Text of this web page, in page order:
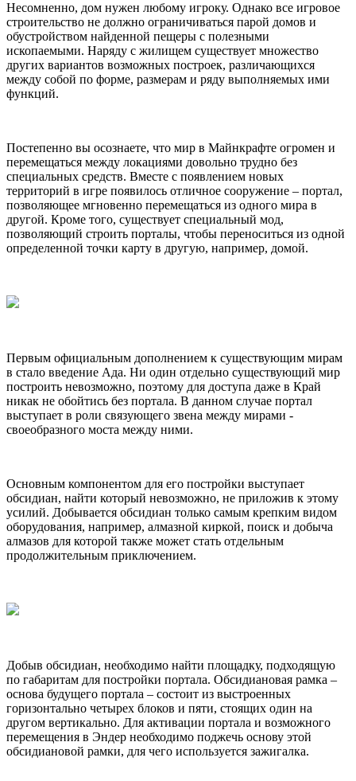
Несомненно, дом нужен любому игроку. Однако все игровое
строительство не должно ограничиваться парой домов и
обустройством найденной пещеры с полезными
ископаемыми. Наряду с жилищем существует множество
других вариантов возможных построек, различающихся
между собой по форме, размерам и ряду выполняемых ими
функций.
Постепенно вы осознаете, что мир в Майнкрафте огромен и
перемещаться между локациями довольно трудно без
специальных средств. Вместе с появлением новых
территорий в игре появилось отличное сооружение – портал,
позволяющее мгновенно перемещаться из одного мира в
другой. Кроме того, существует специальный мод,
позволяющий строить порталы, чтобы переноситься из одной
определенной точки карту в другую, например, домой.
Первым официальным дополнением к существующим мирам
в стало введение Ада. Ни один отдельно существующий мир
построить невозможно, поэтому для доступа даже в Край
никак не обойтись без портала. В данном случае портал
выступает в роли связующего звена между мирами -
своеобразного моста между ними.
Основным компонентом для его постройки выступает
обсидиан, найти который невозможно, не приложив к этому
усилий. Добывается обсидиан только самым крепким видом
оборудования, например, алмазной киркой, поиск и добыча
алмазов для которой также может стать отдельным
продолжительным приключением.
Добыв обсидиан, необходимо найти площадку, подходящую
по габаритам для постройки портала. Обсидиановая рамка –
основа будущего портала – состоит из выстроенных
горизонтально четырех блоков и пяти, стоящих один на
другом вертикально. Для активации портала и возможного
перемещения в Эндер необходимо поджечь основу этой
обсидиановой рамки, для чего используется зажигалка.